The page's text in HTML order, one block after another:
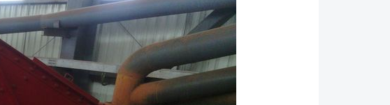
和连接板。在任何情况下，均要至少每一个月检查筛板支承轨和连接
板。